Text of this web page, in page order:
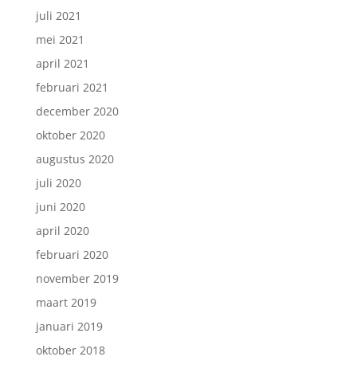
juli 2021
mei 2021
april 2021
februari 2021
december 2020
oktober 2020
augustus 2020
juli 2020
juni 2020
april 2020
februari 2020
november 2019
maart 2019
januari 2019
oktober 2018